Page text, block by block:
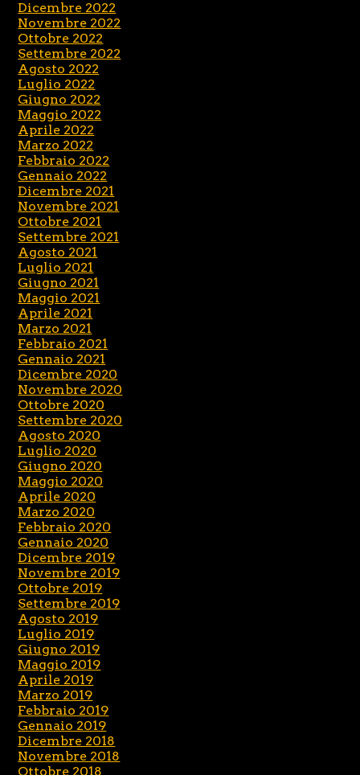
Dicembre 2022
Novembre 2022
Ottobre 2022
Settembre 2022
Agosto 2022
Luglio 2022
Giugno 2022
Maggio 2022
Aprile 2022
Marzo 2022
Febbraio 2022
Gennaio 2022
Dicembre 2021
Novembre 2021
Ottobre 2021
Settembre 2021
Agosto 2021
Luglio 2021
Giugno 2021
Maggio 2021
Aprile 2021
Marzo 2021
Febbraio 2021
Gennaio 2021
Dicembre 2020
Novembre 2020
Ottobre 2020
Settembre 2020
Agosto 2020
Luglio 2020
Giugno 2020
Maggio 2020
Aprile 2020
Marzo 2020
Febbraio 2020
Gennaio 2020
Dicembre 2019
Novembre 2019
Ottobre 2019
Settembre 2019
Agosto 2019
Luglio 2019
Giugno 2019
Maggio 2019
Aprile 2019
Marzo 2019
Febbraio 2019
Gennaio 2019
Dicembre 2018
Novembre 2018
Ottobre 2018